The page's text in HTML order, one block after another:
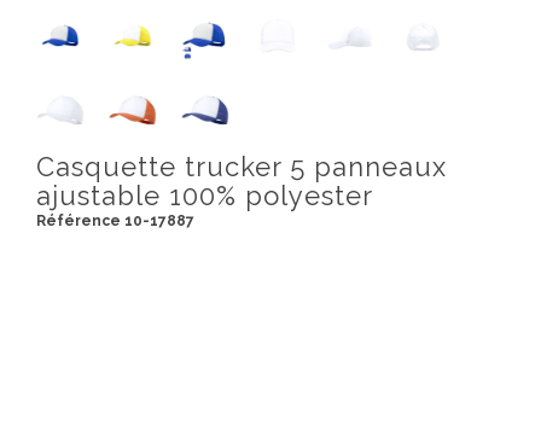
Casquette trucker 5 panneaux
ajustable 100% polyester
Référence 10-17887